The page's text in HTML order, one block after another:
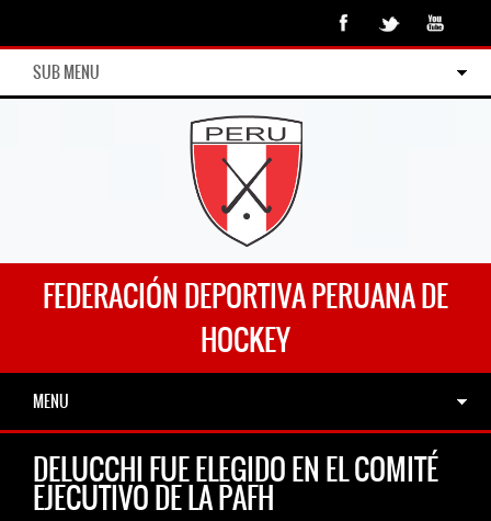
SUB MENU
FEDERACIÓN DEPORTIVA PERUANA DE
HOCKEY
MENU
DELUCCHI FUE ELEGIDO EN EL COMITÉ
EJECUTIVO DE LA PAFH